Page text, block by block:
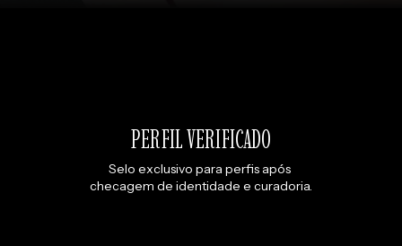
PERFIL VERIFICADO
Selo exclusivo para perfis após
checagem de identidade e curadoria.